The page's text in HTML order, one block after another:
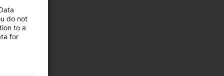
do not
to a
for